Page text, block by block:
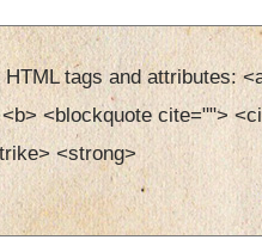
HTML tags and attributes:
<blockquote cite="">
<strong>